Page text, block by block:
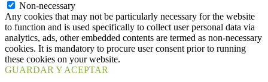
Non-necessary
Any cookies that may not be particularly necessary for the website
to function and is used specifically to collect user personal data via
analytics, ads, other embedded contents are termed as non-necessary
cookies. It is mandatory to procure user consent prior to running
these cookies on your website.
GUARDAR Y ACEPTAR